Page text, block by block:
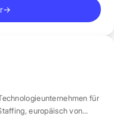
→
für
europäisch von